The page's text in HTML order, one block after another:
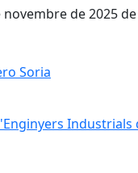
de 2025
Soria
Industrials